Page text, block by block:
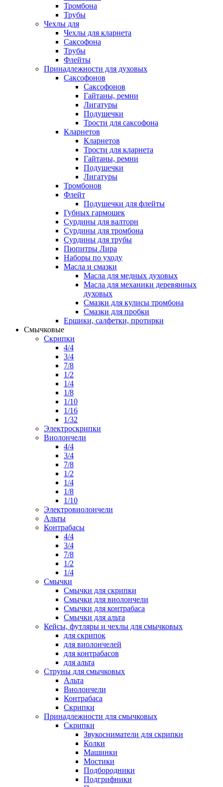
Тромбона
Трубы
Чехлы для
Чехлы для кларнета
Саксофона
Трубы
Флейты
Принадлежности для духовых
Саксофонов
Саксофонов
Гайтаны, ремни
Лигатуры
Подушечки
Трости для саксофона
Кларнетов
Кларнетов
Трости для кларнета
Гайтаны, ремни
Подушечки
Лигатуры
Тромбонов
Флейт
Подушечки для флейты
Губных гармошек
Сурдины для валторн
Сурдины для тромбона
Сурдины для трубы
Пюпитры Лира
Наборы по уходу
Масла и смазки
Масла для медных духовых
Масла для механики деревянных
духовых
Смазки для кулисы тромбона
Смазки для пробки
Ершики, салфетки, протирки
Смычковые
Скрипки
4/4
3/4
7/8
1/2
1/4
1/8
1/10
1/16
1/32
Электроскрипки
Виолончели
4/4
3/4
7/8
1/2
1/4
1/8
1/10
Электровиолончели
Альты
Контрабасы
4/4
3/4
7/8
1/2
1/4
Смычки
Смычки для скрипки
Смычки для виолончели
Смычки для контрабаса
Смычки для альта
Кейсы, футляры и чехлы для смычковых
для скрипок
для виолончелей
для контрабасов
для альта
Струны для смычковых
Альта
Виолончели
Контрабаса
Скрипки
Принадлежности для смычковых
Скрипки
Звукосниматели для скрипки
Колки
Машинки
Мостики
Подбородники
Подгрифники